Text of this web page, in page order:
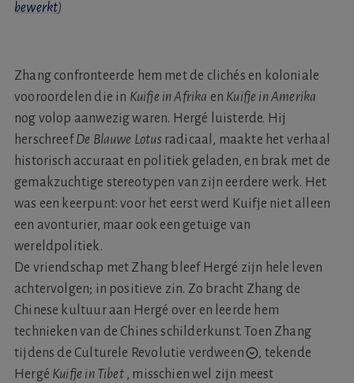
bewerkt)
Zhang confronteerde hem met de clichés en koloniale
vooroordelen die in Kuifje in Afrika en Kuifje in Amerika
nog volop aanwezig waren. Hergé luisterde. Hij
herschreef De Blauwe Lotus radicaal, maakte het verhaal
historisch accuraat en politiek geladen, en brak met de
gemakzuchtige stereotypen van zijn eerdere werk. Het
was een keerpunt: voor het eerst werd Kuifje niet alleen
een avonturier, maar ook een getuige van
wereldpolitiek.
De vriendschap met Zhang bleef Hergé zijn hele leven
achtervolgen; in positieve zin. Zo bracht Zhang de
Chinese kultuur aan Hergé over en leerde hem
technieken van de Chines schilderkunst. Toen Zhang
tijdens de Culturele Revolutie verdween , tekende
Hergé Kuifje in Tibet, misschien wel zijn meest